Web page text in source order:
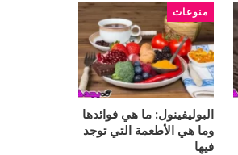
منوعات
البوليفينول: ما هي فوائدها
وما هي الأطعمة التي توجد
فيها